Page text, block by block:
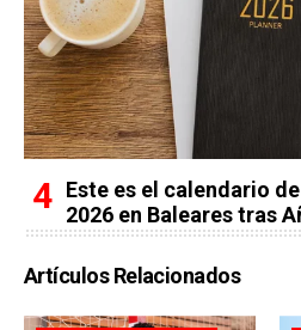
Este es el calendario
2026 en Baleares tras
Artículos Relacionados